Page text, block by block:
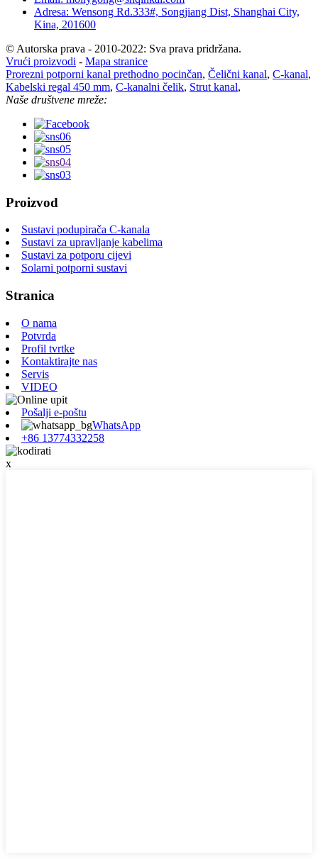
Adresa: Wensong Rd.333#, Songjiang Dist, Shanghai City,
Kina, 201600
© Autorska prava - 2010-2022: Sva prava pridržana.
Vrući proizvodi - Mapa stranice
Prorezni potporni kanal prethodno pocinčan, Čelični kanal, C-kanal,
Kabelski regal 450 mm, C-kanalni čelik, Strut kanal,
Naše društvene mreže:
Proizvod
Sustavi podupirača C-kanala
Sustavi za upravljanje kabelima
Sustavi za potporu cijevi
Solarni potporni sustavi
Stranica
O nama
Potvrda
Profil tvrtke
Kontaktirajte nas
Servis
VIDEO
Pošalji e-poštu
WhatsApp
+86 13774332258
x